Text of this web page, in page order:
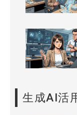
生成AI活